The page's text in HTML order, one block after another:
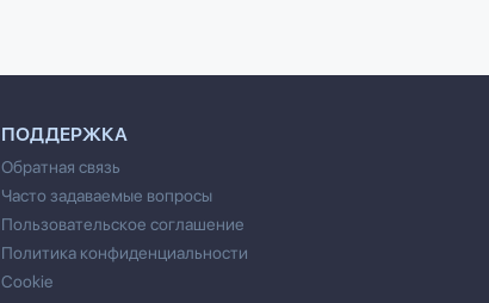
ПОДДЕРЖКА
Обратная связь
Часто задаваемые вопросы
Пользовательское соглашение
Политика конфиденциальности
Cookie